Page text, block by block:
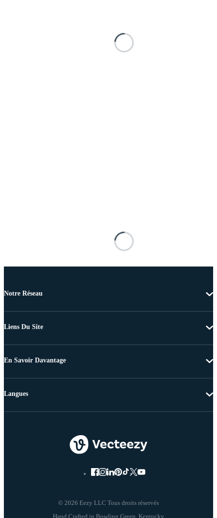
Notre Réseau
Liens Du Site
En Savoir Davantage
© 2026 Eezy LLC Tous droits réservés
Langues